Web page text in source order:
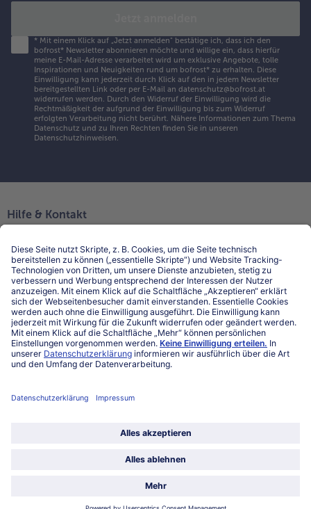
* Mit einem Klick auf „Jetzt anmelden" bestätige ich, dass ich den
bofrost* Newsletter abonnieren möchte und willige ein, dass hierfür
meine E-Mail-Adresse verarbeitet wird um exklusive Angebote, tolle
Inspirationen und Neuigkeiten rund um bofrost* zu erhalten. Diese
Einwilligung kann jederzeit durch Klick auf den in jedem Newsletter
bereitgestellten Link oder per E-Mail an datenschutz@bofrost.at
widerrufen werden. Durch den Widerruf der Einwilligung wird die
Rechtmäßigkeit der aufgrund der Einwilligung bis zum Widerruf
erfolgten Verarbeitung nicht berührt. Nähere Informationen zum Thema
Datenschutz und zu Ihren Rechten finden Sie in unseren
Datenschutzhinweisen.
Hilfe & Kontakt
Kontakt
FAQ
Service
Unternehmen